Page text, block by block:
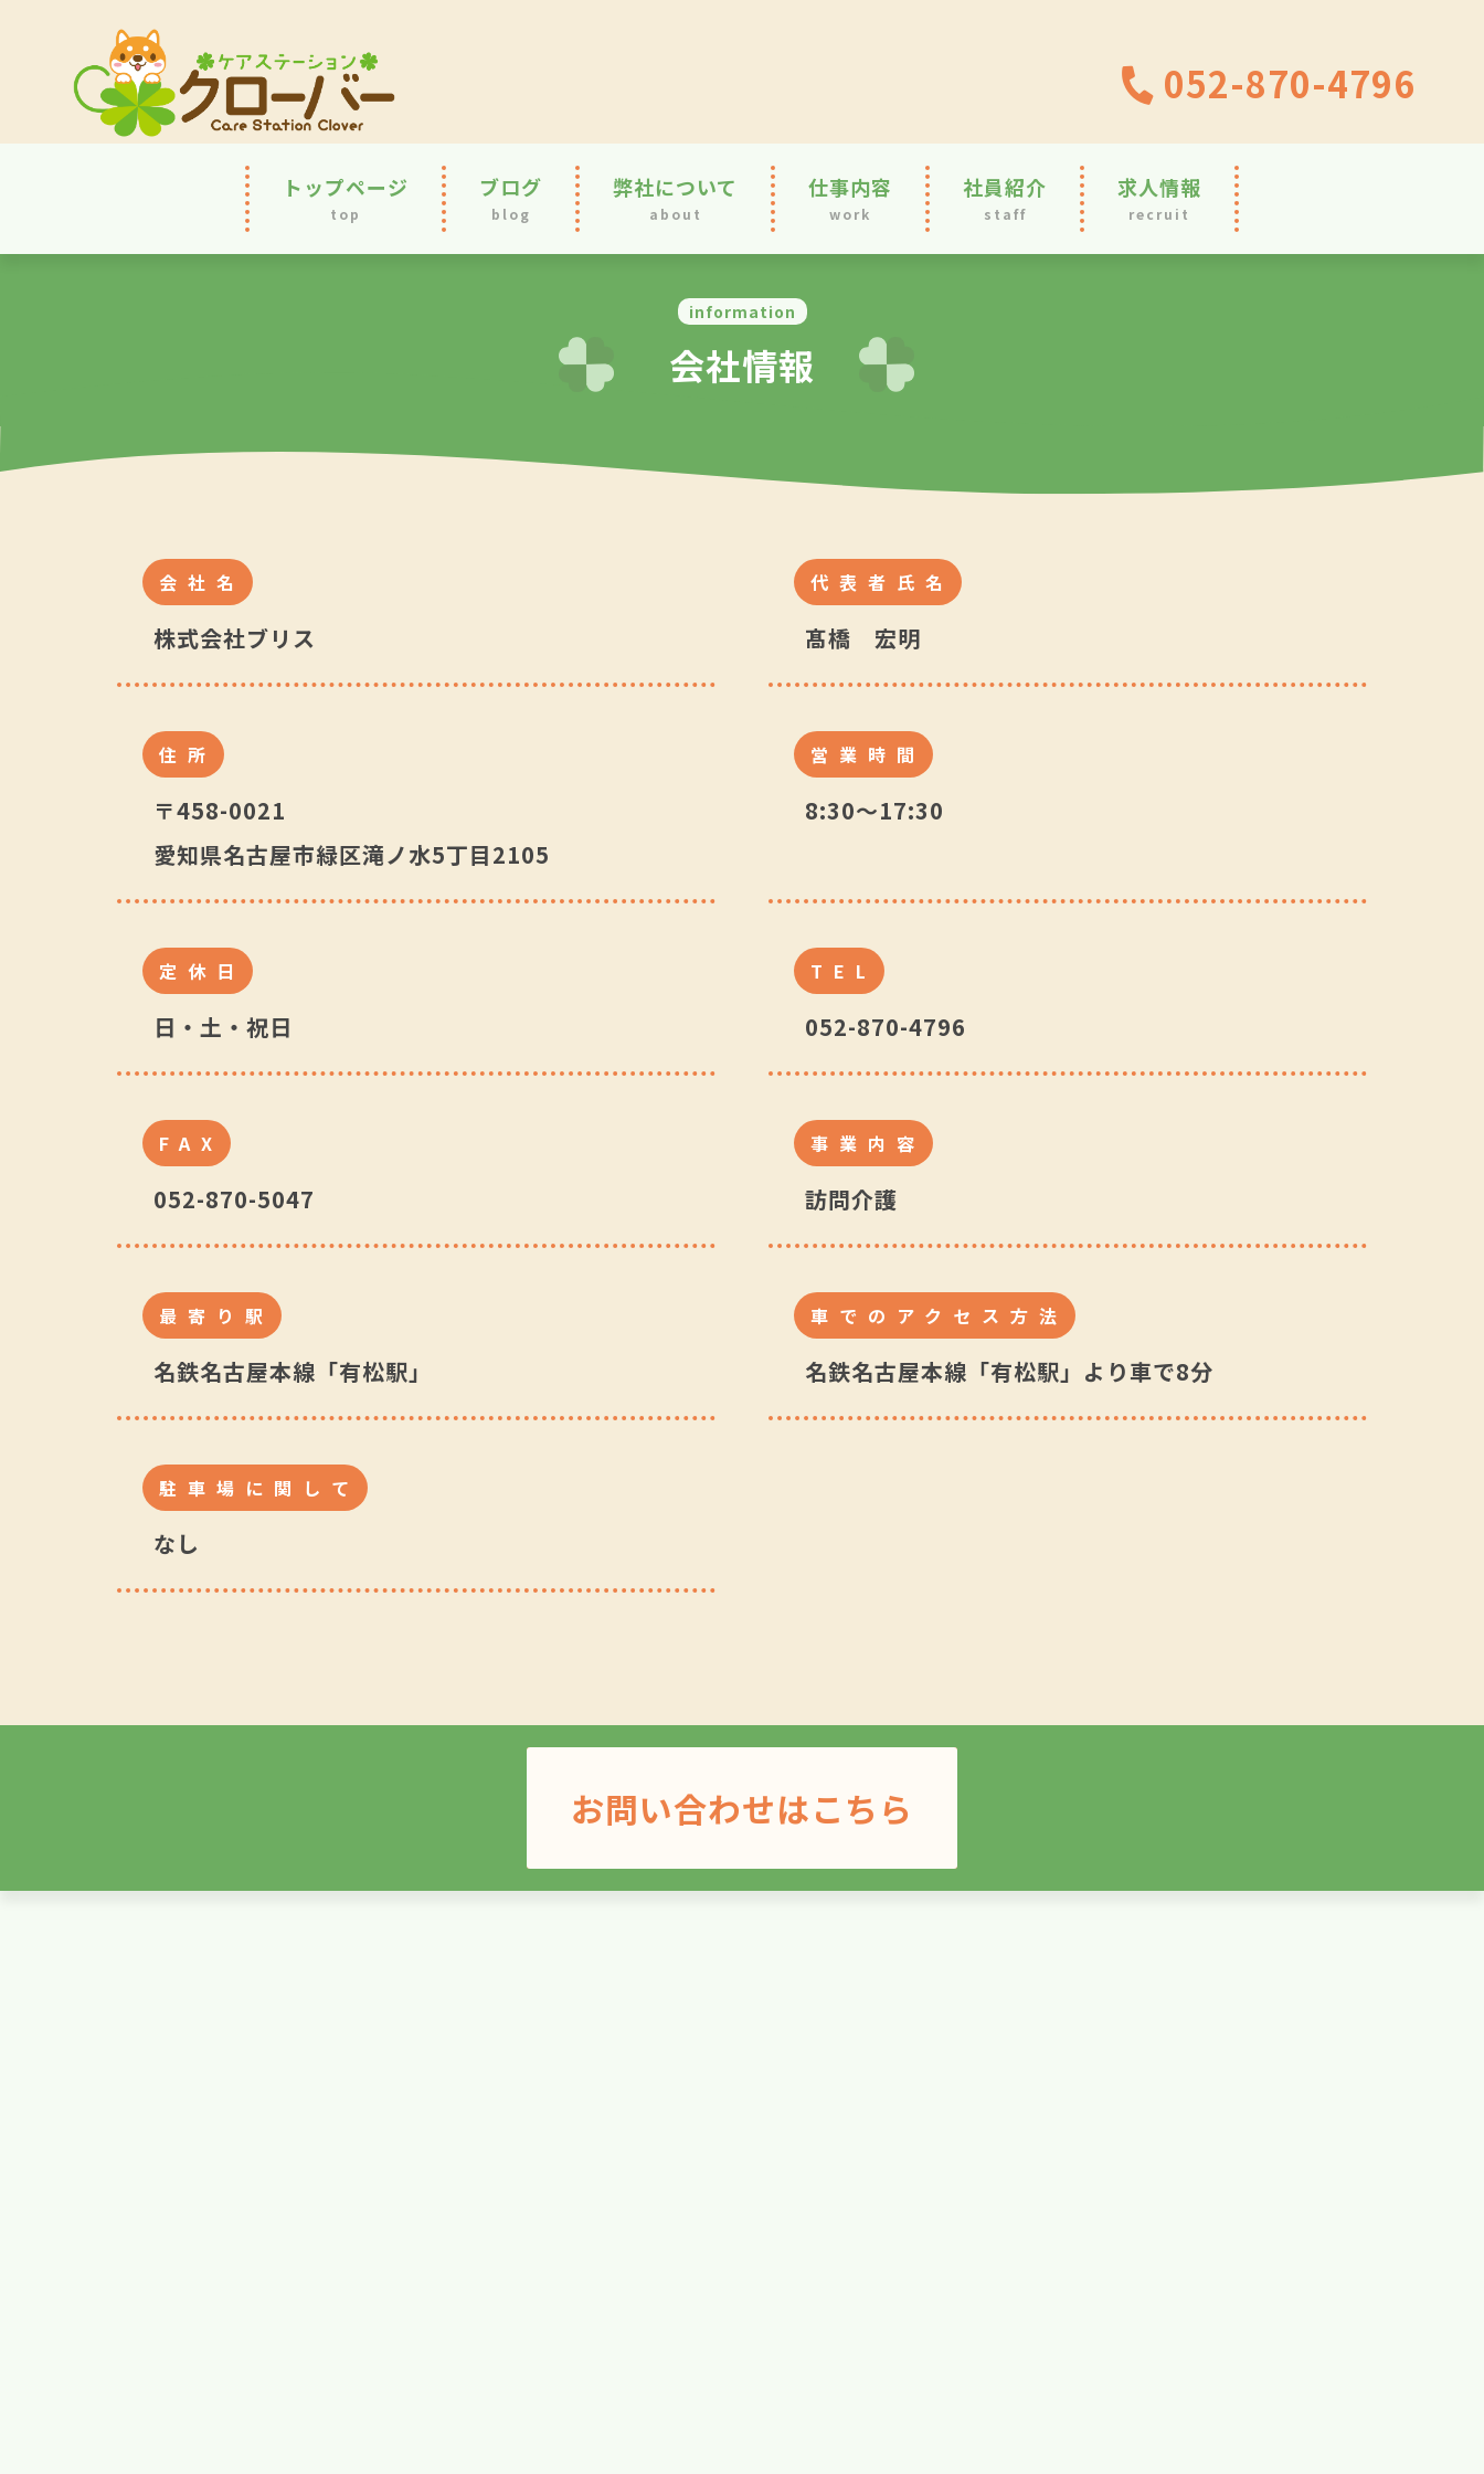
052-870-4796
トップページ
top
ブログ
blog
弊社について
about
仕事内容
work
社員紹介
staff
求人情報
recruit
information
会社情報
会社名
株式会社ブリス
代表者氏名
髙橋 宏明
住所
〒458-0021
愛知県名古屋市緑区滝ノ水5丁目2105
営業時間
8:30～17:30
定休日
日・土・祝日
TEL
052-870-4796
FAX
052-870-5047
事業内容
訪問介護
最寄り駅
名鉄名古屋本線「有松駅」
車でのアクセス方法
名鉄名古屋本線「有松駅」より車で8分
駐車場に関して
なし
お問い合わせはこちら